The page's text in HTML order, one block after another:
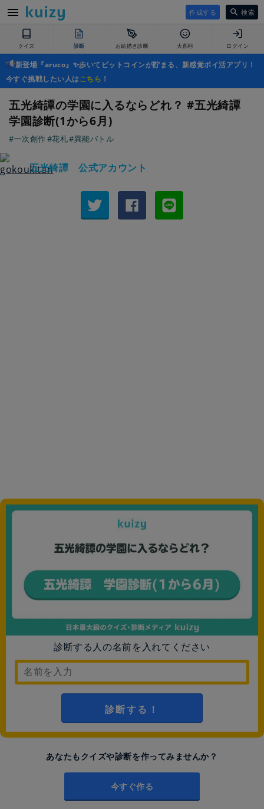
作成する 検索
クイズ 診断 お絵描き診断 大喜利 ログイン
新登場『aruco』✨歩いてビットコインが貯まる、新感覚ポイ活アプリ！
今すぐ挑戦したい人はこちら ！
五光綺譚の学園に入るならどれ？ #五光綺譚
学園診断(1から6月)
#一次創作#花札#異能バトル
五光綺譚 公式アカウント
診断する人の名前を入れてください
診断する！
あなたもクイズや診断を作ってみませんか？
今すぐ作る